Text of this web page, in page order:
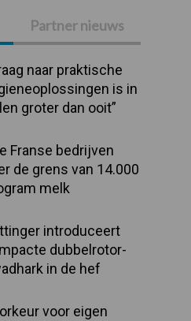
Partner nieuws
naar praktische
is in
groter dan ooit”
Franse bedrijven
de grens van 14.000
melk
introduceert
dubbelrotor-
in de hef
voor eigen